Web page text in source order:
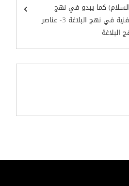
كما يبدو في نهج
البلاغة أبرز الخصائص الفنية في نهج البلاغة 3- عناصر